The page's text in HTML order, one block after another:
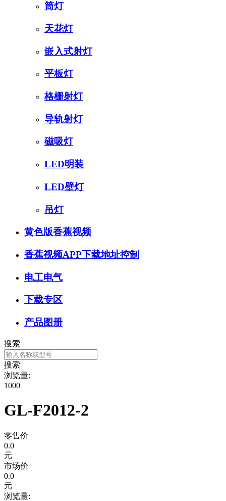
筒灯
天花灯
嵌入式射灯
平板灯
格栅射灯
导轨射灯
磁吸灯
LED明装
LED壁灯
吊灯
黄色版香蕉视频
香蕉视频APP下载地址控制
电工电气
下载专区
产品图册
搜索
搜索
浏览量:
1000
GL-F2012-2
零售价
0.0
元
市场价
0.0
元
浏览量: